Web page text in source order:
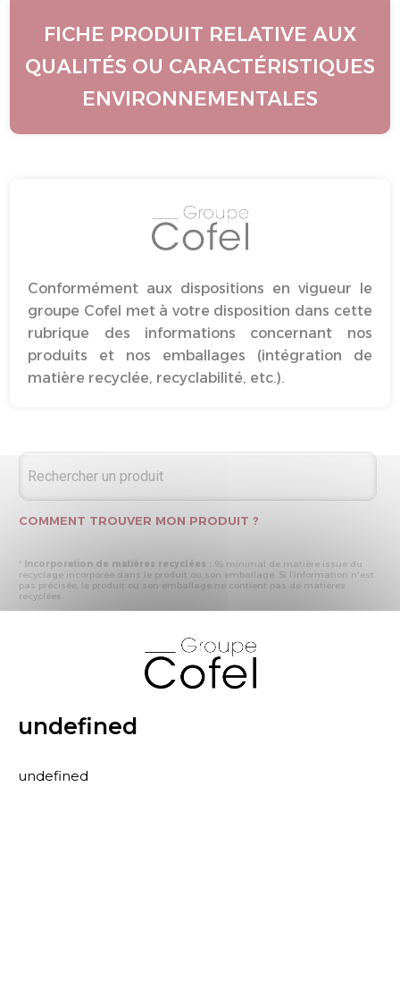
FICHE PRODUIT RELATIVE AUX
QUALITÉS OU CARACTÉRISTIQUES
ENVIRONNEMENTALES
Conformément aux dispositions en vigueur le
groupe Cofel met à votre disposition dans cette
rubrique des informations concernant nos
produits et nos emballages (intégration de
matière recyclée, recyclabilité, etc.).
COMMENT TROUVER MON PRODUIT ?
* Incorporation de matières recyclées : % minimal de matière issue du
recyclage incorporée dans le produit ou son emballage. Si l’information n'est
pas précisée, le produit ou son emballage ne contient pas de matières
recyclées.
produite par les processus de recyclage mis en œuvre représente plus de 50
% en masse du déchet collecté
- « produit ou emballage entièrement recyclable » : la matière recyclée
produite par les processus de recyclage mis en œuvre représente plus de 95
% en masse du déchet collecté
rubrique les primes et pénalités déclarées à ECOMAISON et CITEO (Eco
organismes français) lors de la déclaration annuelle de nos produits.
undefined
undefined